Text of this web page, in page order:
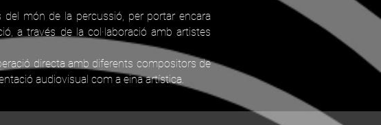
món de la percussió, per portar encara
a través de la col·laboració amb artistes
directa amb diferents compositors de
audiovisual com a eina artística.